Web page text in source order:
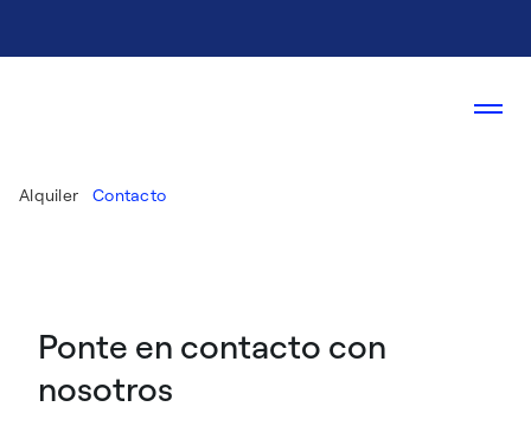
Alquiler Contacto
Ponte en contacto con
nosotros